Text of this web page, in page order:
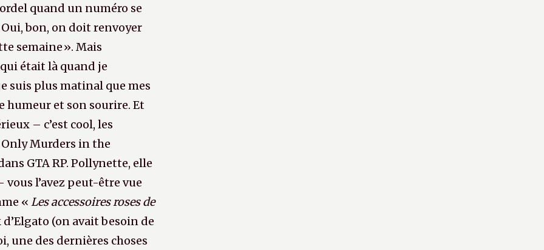
quand un numéro se
bon, on doit renvoyer
semaine ». Mais
était là quand je
suis plus matinal que mes
humeur et son sourire. Et
– c’est cool, les
Murders in the
GTA RP. Pollynette, elle
l’avez peut-être vue
« Les accessoires roses de
(on avait besoin de
une des dernières choses